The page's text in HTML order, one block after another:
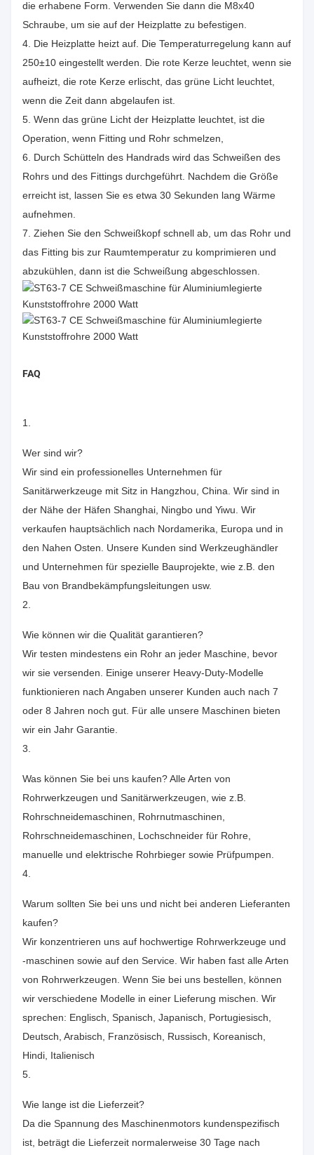
die erhabene Form. Verwenden Sie dann die M8x40
Schraube, um sie auf der Heizplatte zu befestigen.
4. Die Heizplatte heizt auf. Die Temperaturregelung kann auf
250±10 eingestellt werden. Die rote Kerze leuchtet, wenn sie
aufheizt, die rote Kerze erlischt, das grüne Licht leuchtet,
wenn die Zeit dann abgelaufen ist.
5. Wenn das grüne Licht der Heizplatte leuchtet, ist die
Operation, wenn Fitting und Rohr schmelzen,
6. Durch Schütteln des Handrads wird das Schweißen des
Rohrs und des Fittings durchgeführt. Nachdem die Größe
erreicht ist, lassen Sie es etwa 30 Sekunden lang Wärme
aufnehmen.
7. Ziehen Sie den Schweißkopf schnell ab, um das Rohr und
das Fitting bis zur Raumtemperatur zu komprimieren und
abzukühlen, dann ist die Schweißung abgeschlossen.
FAQ
1.
Wer sind wir?
Wir sind ein professionelles Unternehmen für
Sanitärwerkzeuge mit Sitz in Hangzhou, China. Wir sind in
der Nähe der Häfen Shanghai, Ningbo und Yiwu. Wir
verkaufen hauptsächlich nach Nordamerika, Europa und in
den Nahen Osten. Unsere Kunden sind Werkzeughändler
und Unternehmen für spezielle Bauprojekte, wie z.B. den
Bau von Brandbekämpfungsleitungen usw.
2.
Wie können wir die Qualität garantieren?
Wir testen mindestens ein Rohr an jeder Maschine, bevor
wir sie versenden. Einige unserer Heavy-Duty-Modelle
funktionieren nach Angaben unserer Kunden auch nach 7
oder 8 Jahren noch gut. Für alle unsere Maschinen bieten
wir ein Jahr Garantie.
3.
Was können Sie bei uns kaufen? Alle Arten von
Rohrwerkzeugen und Sanitärwerkzeugen, wie z.B.
Rohrschneidemaschinen, Rohrnutmaschinen,
Rohrschneidemaschinen, Lochschneider für Rohre,
manuelle und elektrische Rohrbieger sowie Prüfpumpen.
4.
Warum sollten Sie bei uns und nicht bei anderen Lieferanten
kaufen?
Wir konzentrieren uns auf hochwertige Rohrwerkzeuge und
-maschinen sowie auf den Service. Wir haben fast alle Arten
von Rohrwerkzeugen. Wenn Sie bei uns bestellen, können
wir verschiedene Modelle in einer Lieferung mischen. Wir
sprechen: Englisch, Spanisch, Japanisch, Portugiesisch,
Deutsch, Arabisch, Französisch, Russisch, Koreanisch,
Hindi, Italienisch
5.
Wie lange ist die Lieferzeit?
Da die Spannung des Maschinenmotors kundenspezifisch
ist, beträgt die Lieferzeit normalerweise 30 Tage nach